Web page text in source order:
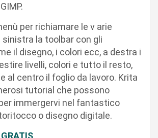
per richiamare le v arie
sinistra la toolbar con gli
il disegno, i colori ecc, a destra i
livelli, colori e tutto il resto,
al centro il foglio da lavoro. Krita
tutorial che possono
immergervi nel fantastico
o disegno digitale.